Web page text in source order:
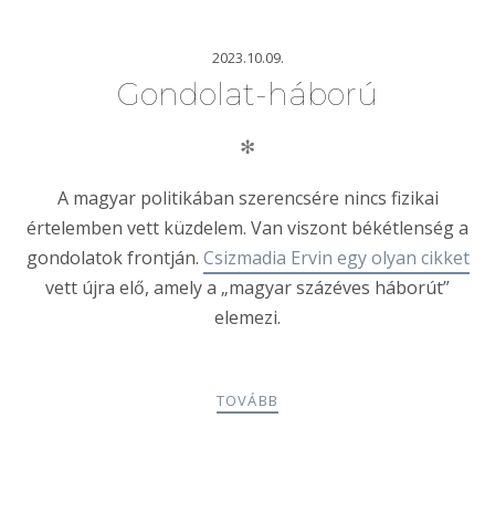
2023.10.09.
Gondolat-háború
✻
A magyar politikában szerencsére nincs fizikai
értelemben vett küzdelem. Van viszont békétlenség a
gondolatok frontján. Csizmadia Ervin egy olyan cikket
vett újra elő, amely a „magyar százéves háborút”
elemezi.
TOVÁBB